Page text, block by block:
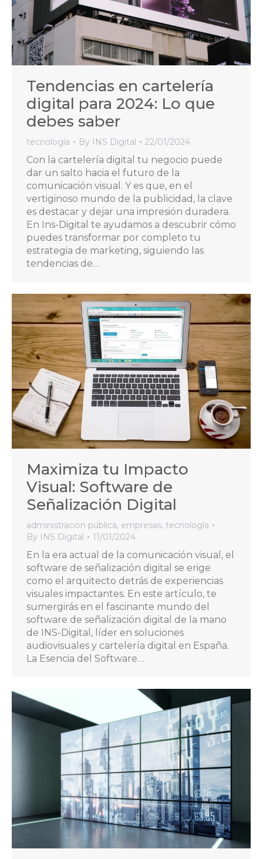
Tendencias en cartelería
digital para 2024: Lo que
debes saber
tecnología By INS Digital 22/01/2024
Con la cartelería digital tu negocio puede
dar un salto hacia el futuro de la
comunicación visual. Y es que, en el
vertiginoso mundo de la publicidad, la clave
es destacar y dejar una impresión duradera.
En Ins-Digital te ayudamos a descubrir cómo
puedes transformar por completo tu
estrategia de marketing, siguiendo las
tendencias de…
Maximiza tu Impacto
Visual: Software de
Señalización Digital
administración pública, empresas, tecnología
By INS Digital 11/01/2024
En la era actual de la comunicación visual, el
software de señalización digital se erige
como el arquitecto detrás de experiencias
visuales impactantes. En este artículo, te
sumergirás en el fascinante mundo del
software de señalización digital de la mano
de INS-Digital, líder en soluciones
audiovisuales y cartelería digital en España.
La Esencia del Software…